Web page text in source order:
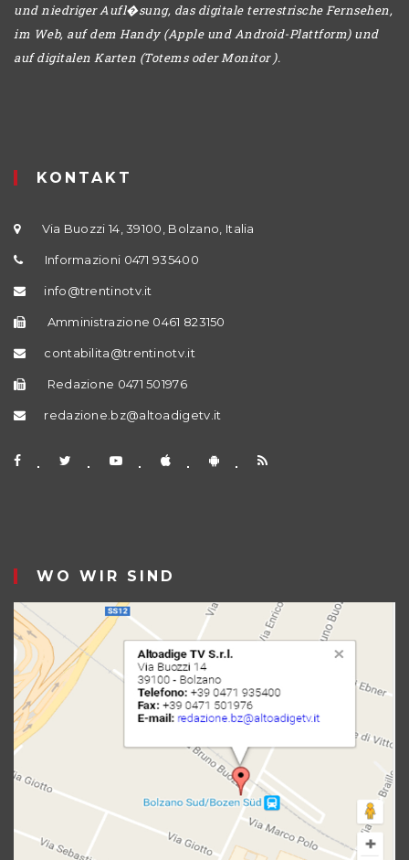
und niedriger Aufl�sung, das digitale terrestrische Fernsehen,
im Web, auf dem Handy (Apple und Android-Plattform) und
auf digitalen Karten (Totems oder Monitor ).
KONTAKT
Via Buozzi 14, 39100, Bolzano, Italia
Informazioni 0471 935400
info@trentinotv.it
Amministrazione 0461 823150
contabilita@trentinotv.it
Redazione 0471 501976
redazione.bz@altoadigetv.it
WO WIR SIND